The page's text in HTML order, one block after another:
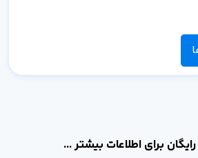
برای اطلاعات بیشتر ...